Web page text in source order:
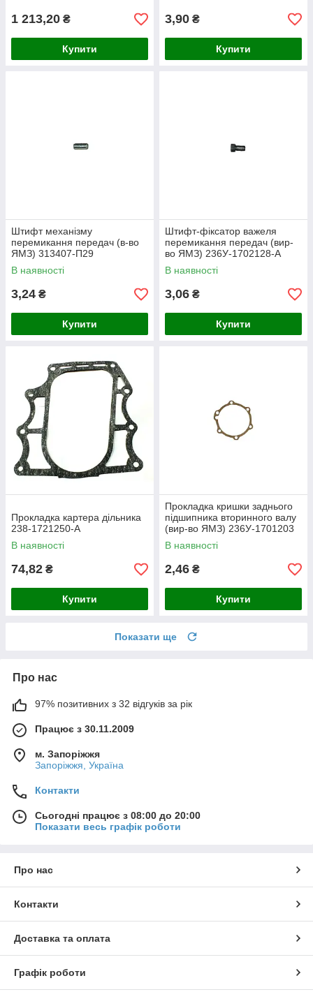
1 213,20 ₴
Купити
3,90 ₴
Купити
Штифт механізму
перемикання передач (в-во
ЯМЗ) 313407-П29
В наявності
3,24 ₴
Купити
Штифт-фіксатор важеля
перемикання передач (вир-
во ЯМЗ) 236У-1702128-А
В наявності
3,06 ₴
Купити
Прокладка картера дільника
238-1721250-А
В наявності
74,82 ₴
Купити
Прокладка кришки заднього
підшипника вторинного валу
(вир-во ЯМЗ) 236У-1701203
В наявності
2,46 ₴
Купити
Показати ще
Про нас
97% позитивних з 32 відгуків за рік
Працює з 30.11.2009
м. Запоріжжя
Запоріжжя, Україна
Контакти
Сьогодні працює з 08:00 до 20:00
Показати весь графік роботи
Про нас
Контакти
Доставка та оплата
Графік роботи